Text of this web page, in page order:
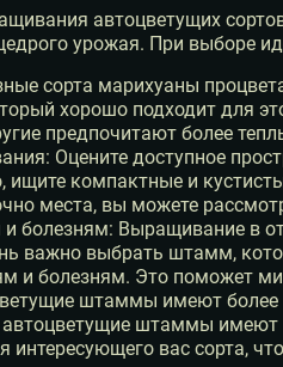
автоцветущих
урожая. При выборе
сорта марихуаны
хорошо подходит
предпочитают более
Оцените доступное
ищите компактные и
места, вы можете
болезням: Выращивание в
важно выбрать штамм,
и болезням. Это поможет
штаммы имеют
штаммы имеют
интересующего вас сорта,